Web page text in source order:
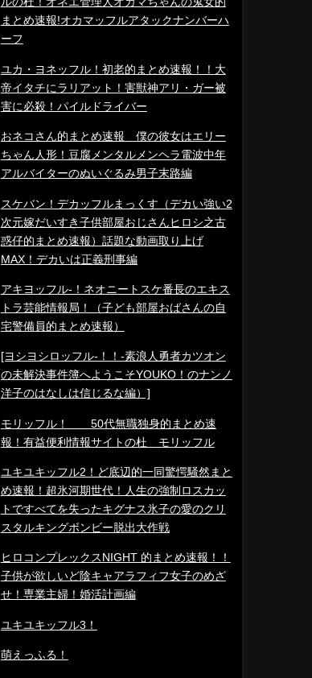
まとめ速報!オカマッフルアタックナンバーハ
ーフ
ユカ・ヨネッフル！初老的まとめ速報！！大
帝イタチにラリアット！害獣神アリ・ガー被
害に必殺！パイルドライバー
おネコさん的まとめ速報 僕の彼女はエリー
ちゃん人形！豆腐メンタルメンヘラ電波中年
アルバイターのぬいぐるみ男子末路編
スケバン！デカッフルまっくす（デカい強い2
次元嫁だいすき子供部屋おじさんヒロシ之古
惑仔的まとめ速報）話題な動画取り上げ
MAX！デカいは正義刑事編
アキヨッフル-！ネオニートスケ番長のエキス
トラ芸能情報局！（子ども部屋おばさんの自
宅警備員的まとめ速報）
[ヨシヨシロッフル-！！-素浪人勇者カツオン
の未解決事件簿へようこそYOUKO！のナンノ
洋子のはなしは信じるな編）]
モリッフル！ 50代無職独身的まとめ速
報！有益便利情報サイトの杜 モリッフル
ユキユキッフル2！ど底辺的一同驚愕騒然まと
め速報！超氷河期世代！人生の強制ロスカッ
トですべてを失ったキグナス氷子の愛のクリ
スタルキングボンビー脱出大作戦
ヒロコンプレックスNIGHT 的まとめ速報！！
子供が欲しいど陰キャアラフィフ女子のめざ
せ！専業主婦！婚活計画編
ユキユキッフル3！
萌えっふる！